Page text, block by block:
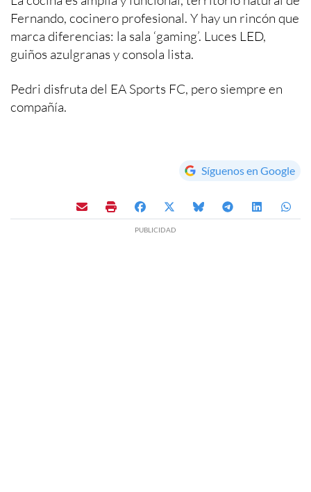
Fernando, cocinero profesional. Y hay un rincón que
marca diferencias: la sala ‘gaming’. Luces LED,
guiños azulgranas y consola lista.
Pedri disfruta del EA Sports FC, pero siempre en
compañía.
Síguenos en Google